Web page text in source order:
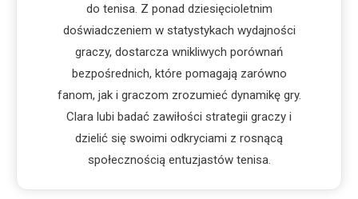
do tenisa. Z ponad dziesięcioletnim
doświadczeniem w statystykach wydajności
graczy, dostarcza wnikliwych porównań
bezpośrednich, które pomagają zarówno
fanom, jak i graczom zrozumieć dynamikę gry.
Clara lubi badać zawiłości strategii graczy i
dzielić się swoimi odkryciami z rosnącą
społecznością entuzjastów tenisa.